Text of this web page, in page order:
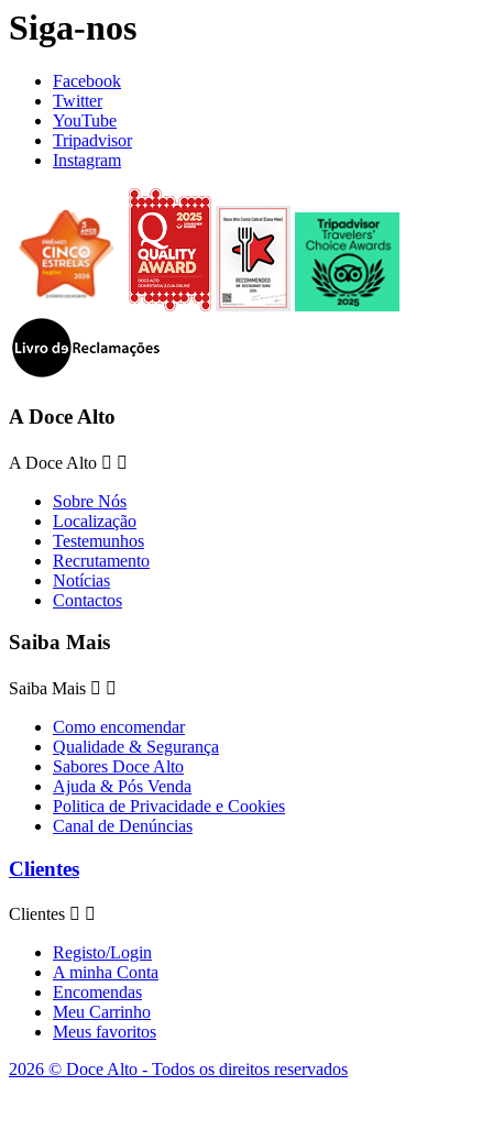
Siga-nos
Facebook
Twitter
YouTube
Tripadvisor
Instagram
A Doce Alto
A Doce Alto  
Sobre Nós
Localização
Testemunhos
Recrutamento
Notícias
Contactos
Saiba Mais
Saiba Mais  
Como encomendar
Qualidade & Segurança
Sabores Doce Alto
Ajuda & Pós Venda
Politica de Privacidade e Cookies
Canal de Denúncias
Clientes
Clientes  
Registo/Login
A minha Conta
Encomendas
Meu Carrinho
Meus favoritos
2026 © Doce Alto - Todos os direitos reservados